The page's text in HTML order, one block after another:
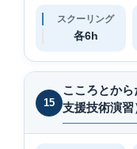
スクーリング
各6h
15
こころとか
支援技術演習